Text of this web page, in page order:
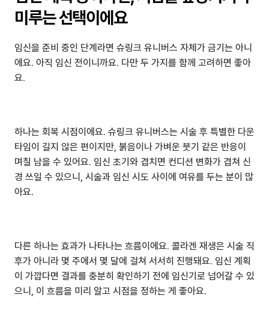
미루는 선택이에요
임신을 준비 중인 단계라면 슈링크 유니버스 자체가 금기는 아니
에요. 아직 임신 전이니까요. 다만 두 가지를 함께 고려하면 좋아
요.
하나는 회복 시점이에요. 슈링크 유니버스는 시술 후 특별한 다운
타임이 길지 않은 편이지만, 붉음이나 가벼운 붓기 같은 반응이
며칠 남을 수 있어요. 임신 초기와 겹치면 컨디션 변화가 겹쳐 신
경 쓰일 수 있으니, 시술과 임신 시도 사이에 여유를 두는 분이 많
아요.
다른 하나는 효과가 나타나는 흐름이에요. 콜라겐 재생은 시술 직
후가 아니라 몇 주에서 몇 달에 걸쳐 서서히 진행돼요. 임신 계획
이 가깝다면 결과를 충분히 확인하기 전에 임신기로 넘어갈 수 있
으니, 이 흐름을 미리 알고 시점을 정하는 게 좋아요.